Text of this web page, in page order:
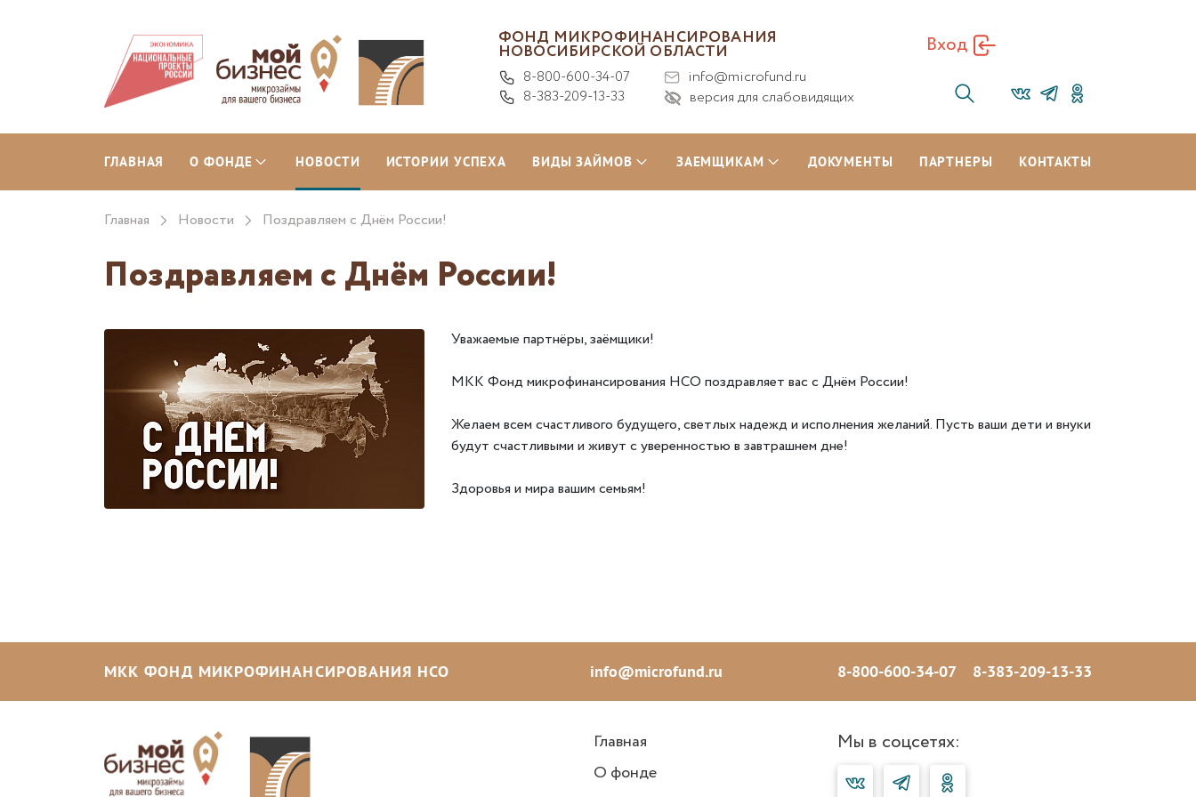
ФОНД МИКРОФИНАНСИРОВАНИЯ
НОВОСИБИРСКОЙ ОБЛАСТИ
8-800-600-34-07
8-383-209-13-33
info@microfund.ru
версия для слабовидящих
Вход
ГЛАВНАЯ О ФОНДЕ НОВОСТИ ИСТОРИИ УСПЕХА ВИДЫ ЗАЙМОВ ЗАЕМЩИКАМ ДОКУМЕНТЫ ПАРТНЕРЫ КОНТАКТЫ
Главная Новости Поздравляем с Днём России!
Поздравляем с Днём России!
Уважаемые партнёры, заёмщики!
МКК Фонд микрофинансирования НСО поздравляет вас с Днём России!
Желаем всем счастливого будущего, светлых надежд и исполнения желаний. Пусть ваши дети и внуки
будут счастливыми и живут с уверенностью в завтрашнем дне!
Здоровья и мира вашим семьям!
МКК ФОНД МИКРОФИНАНСИРОВАНИЯ НСО info@microfund.ru 8-800-600-34-07 8-383-209-13-33
Главная
О фонде
Мы в соцсетях: